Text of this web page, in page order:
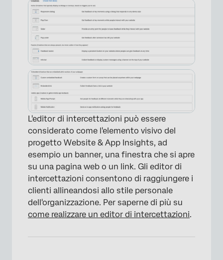
×
L'editor di intercettazioni può essere
considerato come l'elemento visivo del
progetto Website & App Insights, ad
esempio un banner, una finestra che si apre
su una pagina web o un link. Gli editor di
intercettazioni consentono di raggiungere i
clienti allineandosi allo stile personale
dell'organizzazione. Per saperne di più su
come realizzare un editor di intercettazioni.